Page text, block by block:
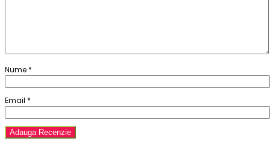
Nume *
Email *